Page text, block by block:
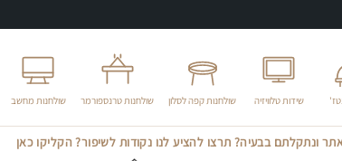
שידות טלוויזיה שולחנות קפה לסלון שולחנות טרנספורמר שולחנות מחשב
ונתקלתם בבעיה? תרצו להציע לנו נקודות לשיפור? הקליקו כאן